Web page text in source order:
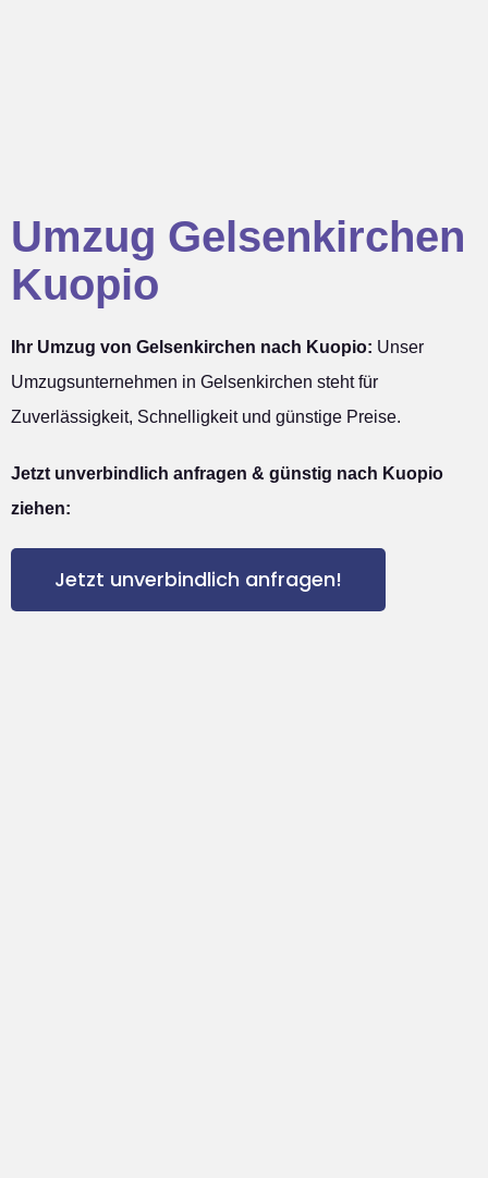
Umzug Gelsenkirchen
Kuopio
Ihr Umzug von Gelsenkirchen nach Kuopio: Unser
Umzugsunternehmen in Gelsenkirchen steht für
Zuverlässigkeit, Schnelligkeit und günstige Preise.
Jetzt unverbindlich anfragen & günstig nach Kuopio
ziehen:
Jetzt unverbindlich anfragen!